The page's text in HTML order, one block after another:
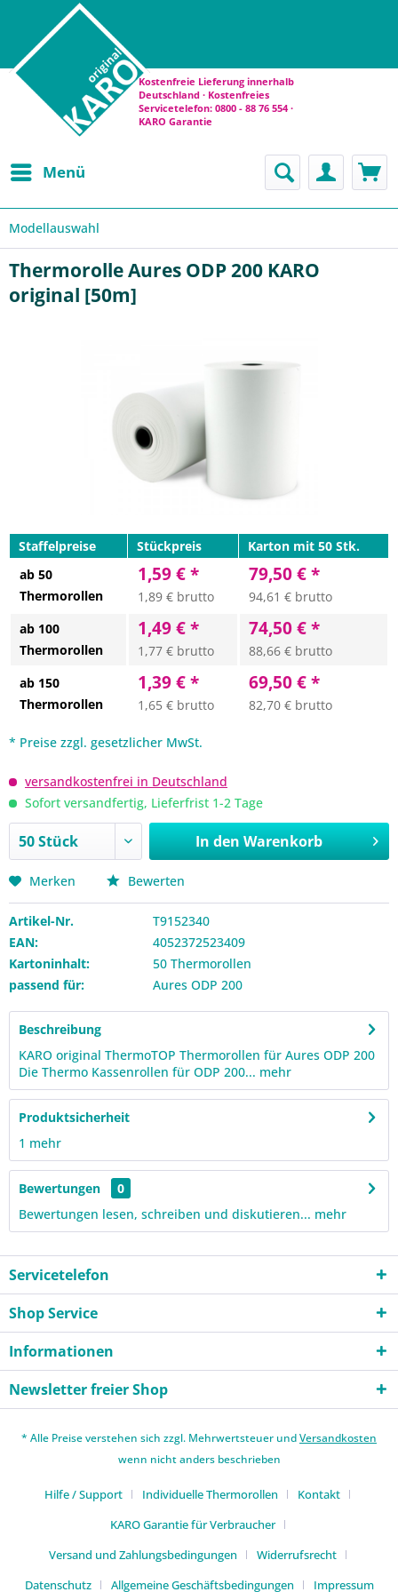
Kostenfreie Lieferung innerhalb
Deutschland · Kostenfreies
Servicetelefon: 0800 - 88 76 554 ·
KARO Garantie
Menü
Modellauswahl
Thermorolle Aures ODP 200 KARO
original [50m]
Staffelpreise Stückpreis
Karton mit 50 Stk.
ab 50
Thermorollen
1,59 € *
1,89 € brutto
79,50 € *
94,61 € brutto
ab 100
Thermorollen
1,49 € *
1,77 € brutto
74,50 € *
88,66 € brutto
ab 150
Thermorollen
1,39 € *
1,65 € brutto
69,50 € *
82,70 € brutto
* Preise zzgl. gesetzlicher MwSt.
versandkostenfrei in Deutschland
Sofort versandfertig, Lieferfrist 1-2 Tage
In den Warenkorb
Merken Bewerten
Artikel-Nr.
T9152340
EAN:
4052372523409
Kartoninhalt:
50 Thermorollen
passend für:
Aures ODP 200
Beschreibung
KARO original ThermoTOP Thermorollen für Aures ODP 200
Die Thermo Kassenrollen für ODP 200... mehr
Produktsicherheit
1 mehr
Bewertungen
0
Bewertungen lesen, schreiben und diskutieren... mehr
Servicetelefon
Shop Service
Informationen
Newsletter freier Shop
* Alle Preise verstehen sich zzgl. Mehrwertsteuer undVersandkosten
wenn nicht anders beschrieben
Hilfe / Support Individuelle Thermorollen
Kontakt
KARO Garantie für Verbraucher
Versand und Zahlungsbedingungen
Widerrufsrecht
Datenschutz
Allgemeine Geschäftsbedingungen Impressum